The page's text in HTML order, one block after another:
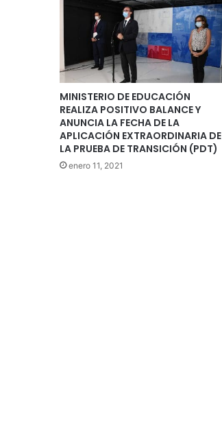
MINISTERIO DE EDUCACIÓN
REALIZA POSITIVO BALANCE Y
ANUNCIA LA FECHA DE LA
APLICACIÓN EXTRAORDINARIA DE
LA PRUEBA DE TRANSICIÓN (PDT)
enero 11, 2021